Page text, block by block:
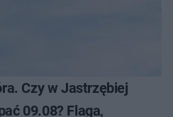
Czy w Jastrzębiej
09.08? Flaga,